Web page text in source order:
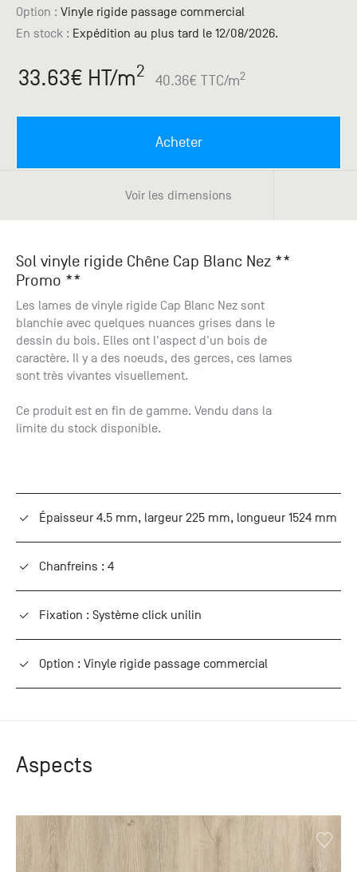
Option : Vinyle rigide passage commercial
En stock : Expédition au plus tard le 12/08/2026.
33.63€ HT/m2 40.36€ TTC/m2
Acheter
Voir les dimensions
Sol vinyle rigide Chêne Cap Blanc Nez **
Promo **
Les lames de vinyle rigide Cap Blanc Nez sont
blanchie avec quelques nuances grises dans le
dessin du bois. Elles ont l'aspect d'un bois de
caractère. Il y a des noeuds, des gerces, ces lames
sont très vivantes visuellement.
Ce produit est en fin de gamme. Vendu dans la
limite du stock disponible.
Épaisseur 4.5 mm, largeur 225 mm, longueur 1524 mm
Chanfreins : 4
Fixation : Système click unilin
Option : Vinyle rigide passage commercial
Aspects
Accessoires
Bezons
Du lundi
samedi
25, rue
Allendé -
Bezons
Chambourcy
Du lundi
au
samedi
+33 (0)1
22, route
de
savez ce
que vous
recherchez
de
papier ?